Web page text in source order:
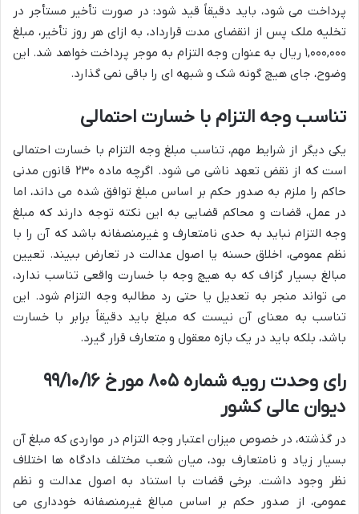
پرداخت می شود، باید دقیقاً قید شود: در صورت تأخیر مستأجر در
تخلیه ملک پس از انقضای مدت قرارداد، به ازای هر روز تأخیر، مبلغ
۱,۰۰۰,۰۰۰ ریال به عنوان وجه التزام به موجر پرداخت خواهد شد. این
وضوح، جای هیچ گونه شک و شبهه ای را باقی نمی گذارد.
تناسب وجه التزام با خسارت احتمالی
یکی دیگر از شرایط مهم، تناسب مبلغ وجه التزام با خسارت احتمالی
است که از نقض تعهد ناشی می شود. اگرچه ماده ۲۳۰ قانون مدنی
حاکم را ملزم به صدور حکم بر اساس مبلغ توافق شده می داند، اما
در عمل، قضات و محاکم قضایی به این نکته توجه دارند که مبلغ
وجه التزام نباید به حدی نامتعارف و غیرمنصفانه باشد که آن را با
نظم عمومی، اخلاق حسنه یا اصول عدالت در تعارض ببیند. تعیین
مبالغ بسیار گزاف که به هیچ وجه با خسارت واقعی تناسب ندارد،
می تواند منجر به تعدیل یا حتی رد مطالبه وجه التزام شود. این
تناسب به معنای آن نیست که مبلغ باید دقیقاً برابر با خسارت
باشد، بلکه باید در یک بازه معقول و متعارف قرار گیرد.
رای وحدت رویه شماره ۸۰۵ مورخ ۹۹/۱۰/۱۶
دیوان عالی کشور
در گذشته، در خصوص میزان اعتبار وجه التزام در مواردی که مبلغ آن
بسیار زیاد و نامتعارف بود، میان شعب مختلف دادگاه ها اختلاف
نظر وجود داشت. برخی قضات با استناد به اصول عدالت و نظم
عمومی، از صدور حکم بر اساس مبالغ غیرمنصفانه خودداری می